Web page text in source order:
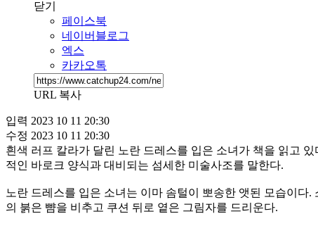
닫기
페이스북
네이버블로그
엑스
카카오톡
URL 복사
입력 2023 10 11 20:30
수정 2023 10 11 20:30
흰색 러프 칼라가 달린 노란 드레스를 입은 소녀가 책을 읽고 있
적인 바로크 양식과 대비되는 섬세한 미술사조를 말한다.
노란 드레스를 입은 소녀는 이마 솜털이 뽀송한 앳된 모습이다
의 붉은 뺨을 비추고 쿠션 뒤로 옅은 그림자를 드리운다.